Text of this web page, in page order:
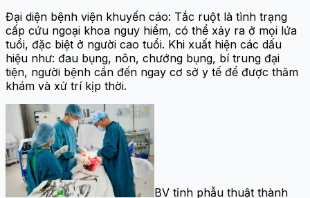
Đại diện bệnh viện khuyến cáo: Tắc ruột là tình trạng
cấp cứu ngoại khoa nguy hiểm, có thể xảy ra ở mọi lứa
tuổi, đặc biệt ở người cao tuổi. Khi xuất hiện các dấu
hiệu như: đau bụng, nôn, chướng bụng, bí trung đại
tiện, người bệnh cần đến ngay cơ sở y tế để được thăm
khám và xử trí kịp thời.
BV tỉnh phẫu thuật thành